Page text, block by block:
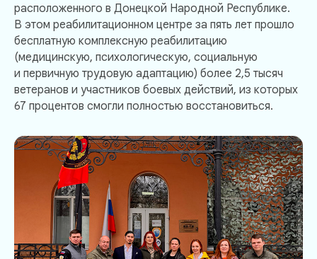
расположенного в Донецкой Народной Республике.
В этом реабилитационном центре за пять лет прошло
бесплатную комплексную реабилитацию
(медицинскую, психологическую, социальную
и первичную трудовую адаптацию) более 2,5 тысяч
ветеранов и участников боевых действий, из которых
67 процентов смогли полностью восстановиться.